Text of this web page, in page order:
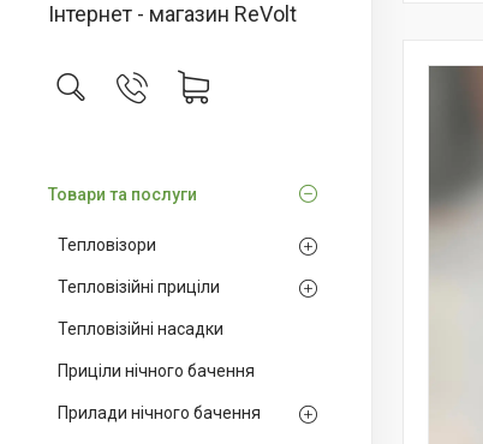
Інтернет - магазин ReVolt
Товари та послуги
Тепловізори
Тепловізійні приціли
Тепловізійні насадки
Приціли нічного бачення
Прилади нічного бачення